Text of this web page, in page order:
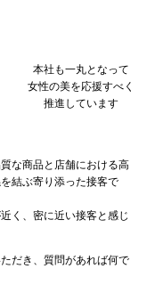
本社も一丸となって
女性の美を応援すべく
推進しています
な商品と店舗における高
結ぶ寄り添った接客で
く、密に近い接客と感じ
だき、質問があれば何で